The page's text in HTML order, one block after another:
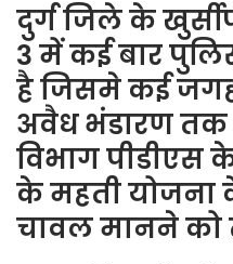
दुर्ग जिले के
3 में कई बार
है जिसमे कई
अवैध भंडारण तक
विभाग पीडीएस
के महती योजना
चावल मानने को